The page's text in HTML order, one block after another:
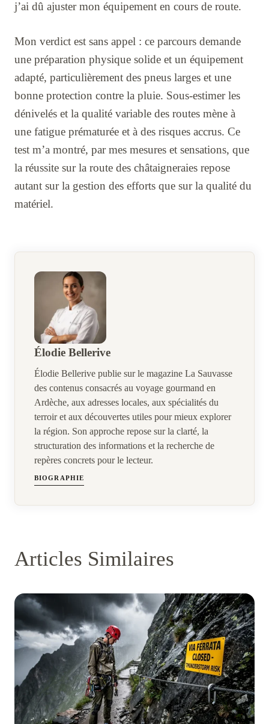
j’ai dû ajuster mon équipement en cours de route.
Mon verdict est sans appel : ce parcours demande
une préparation physique solide et un équipement
adapté, particulièrement des pneus larges et une
bonne protection contre la pluie. Sous-estimer les
dénivelés et la qualité variable des routes mène à
une fatigue prématurée et à des risques accrus. Ce
test m’a montré, par mes mesures et sensations, que
la réussite sur la route des châtaigneraies repose
autant sur la gestion des efforts que sur la qualité du
matériel.
Élodie Bellerive
Élodie Bellerive publie sur le magazine La Sauvasse
des contenus consacrés au voyage gourmand en
Ardèche, aux adresses locales, aux spécialités du
terroir et aux découvertes utiles pour mieux explorer
la région. Son approche repose sur la clarté, la
structuration des informations et la recherche de
repères concrets pour le lecteur.
BIOGRAPHIE
Articles Similaires